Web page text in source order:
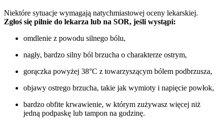
Niektóre sytuacje wymagają natychmiastowej oceny lekarskiej.
Zgłoś się pilnie do lekarza lub na SOR, jeśli wystąpi:
omdlenie z powodu silnego bólu,
nagły, bardzo silny ból brzucha o charakterze ostrym,
gorączka powyżej 38°C z towarzyszącym bólem podbrzusza,
objawy ostrego brzucha, takie jak wymioty i napięcie powłok,
bardzo obfite krwawienie, w którym zużywasz więcej niż
jedną podpaskę lub tampon na godzinę.